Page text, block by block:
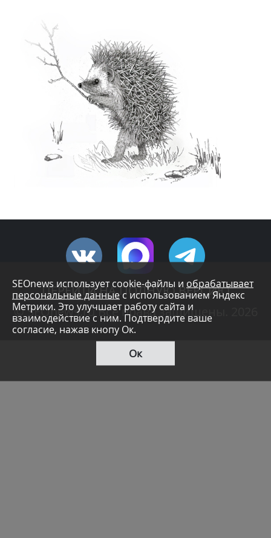
SEOnews использует cookie-файлы и обрабатывает
персональные данные с использованием Яндекс
Метрики. Это улучшает работу сайта и
взаимодействие с ним. Подтвердите ваше
согласие, нажав кнопу Ок.
Ок
ПЕРЕЙТИ НА ПОЛНУЮ ВЕРСИЮ
© SEOnews.ru Все права защищены. 2026